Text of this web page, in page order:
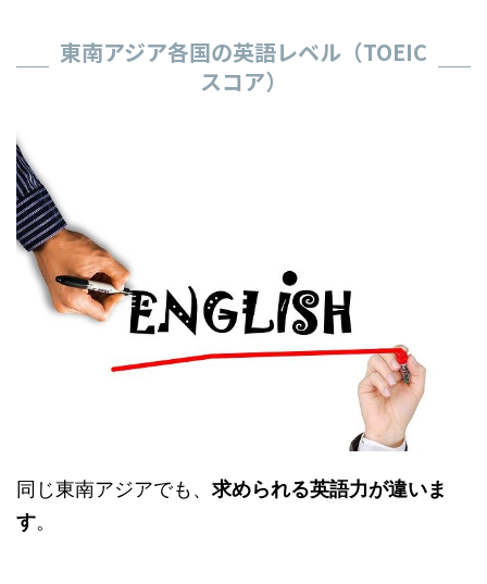
東南アジア各国の英語レベル（TOEIC
スコア）
同じ東南アジアでも、 求められる英語力が違いま
す。